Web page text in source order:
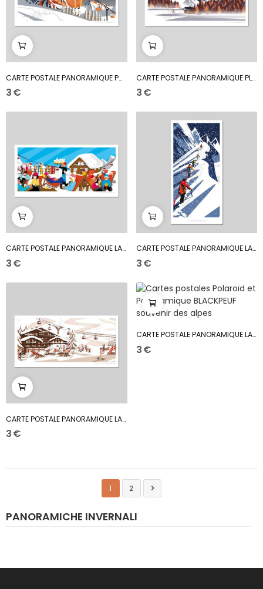
PANORAMICHE INVERNALI
CARTE POSTALE PANORAMIQUE POWER MOUNTAIN
3 €
CARTE POSTALE PANORAMIQUE PLATEAU D'AUTOMNE
3 €
CARTE POSTALE PANORAMIQUE LA TERRASSE
3 €
CARTE POSTALE PANORAMIQUE LA TEMPÈTE
3 €
CARTE POSTALE PANORAMIQUE LA PLACE DU VILLAGE
3 €
CARTE POSTALE PANORAMIQUE LA DESCENTE
3 €
1 2 